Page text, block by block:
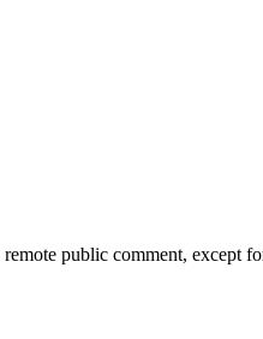
public comment, except